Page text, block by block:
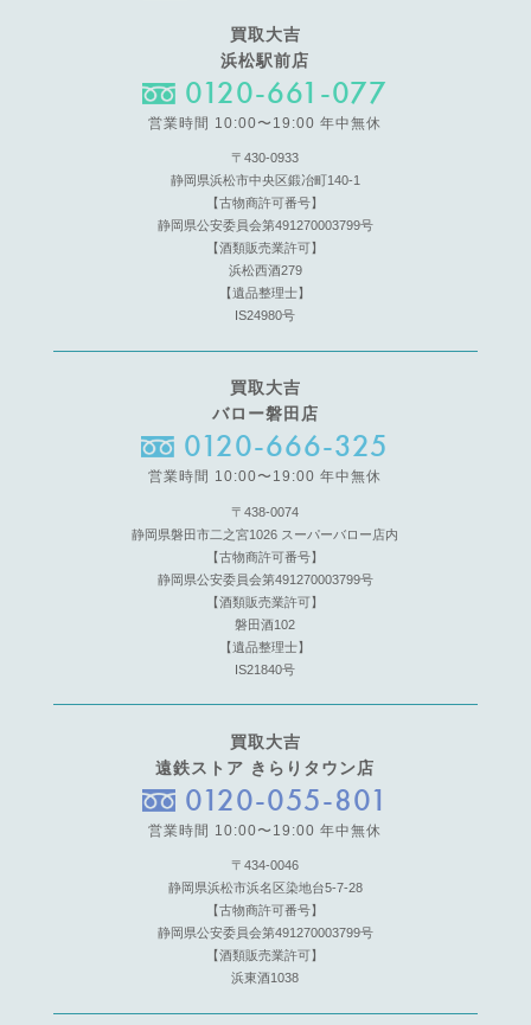
買取大吉
浜松駅前店
0120-661-077
営業時間 10:00〜19:00 年中無休
〒430-0933
静岡県浜松市中央区鍛冶町140-1
【古物商許可番号】
静岡県公安委員会第491270003799号
【酒類販売業許可】
浜松西酒279
【遺品整理士】
IS24980号
買取大吉
バロー磐田店
0120-666-325
営業時間 10:00〜19:00 年中無休
〒438-0074
静岡県磐田市二之宮1026 スーパーバロー店内
【古物商許可番号】
静岡県公安委員会第491270003799号
【酒類販売業許可】
磐田酒102
【遺品整理士】
IS21840号
買取大吉
遠鉄ストア きらりタウン店
0120-055-801
営業時間 10:00〜19:00 年中無休
〒434-0046
静岡県浜松市浜名区染地台5-7-28
【古物商許可番号】
静岡県公安委員会第491270003799号
【酒類販売業許可】
浜東酒1038